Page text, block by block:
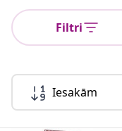
Filtri
Iesakām